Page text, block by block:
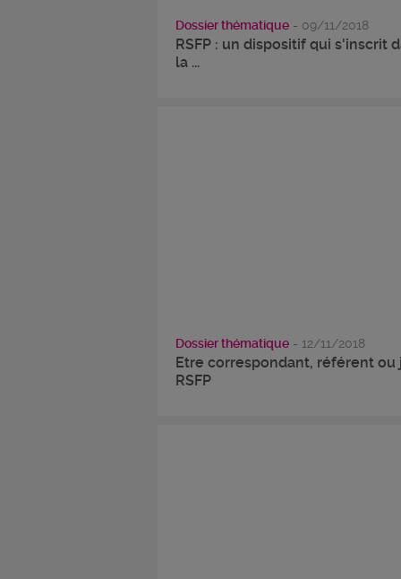
Dossier thématique - 09/11/2018
RSFP : un dispositif qui s'inscrit
la ...
Dossier thématique - 12/11/2018
Etre correspondant, référent ou
RSFP